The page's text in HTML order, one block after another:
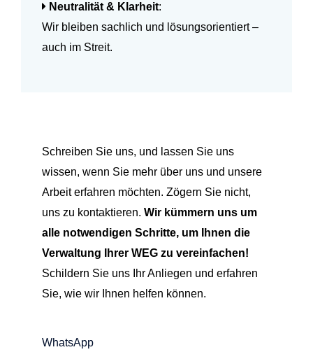
Neutralität & Klarheit:
Wir bleiben sachlich und lösungsorientiert –
auch im Streit.
Schreiben Sie uns, und lassen Sie uns
wissen, wenn Sie mehr über uns und unsere
Arbeit erfahren möchten. Zögern Sie nicht,
uns zu kontaktieren. Wir kümmern uns um
alle notwendigen Schritte, um Ihnen die
Verwaltung Ihrer WEG zu vereinfachen!
Schildern Sie uns Ihr Anliegen und erfahren
Sie, wie wir Ihnen helfen können.
WhatsApp